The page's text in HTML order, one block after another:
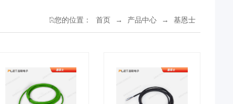
您的位置： 首页 → 产品中心 → 基恩士